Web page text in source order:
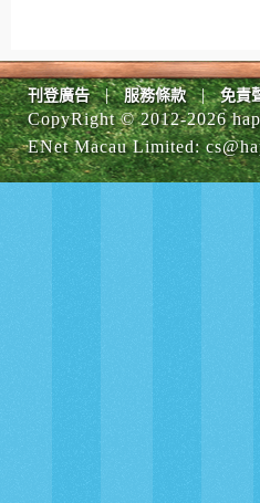
刊登廣告 | 服務條款 | 免責
CopyRight © 2012-2026
ENet Macau Limited: